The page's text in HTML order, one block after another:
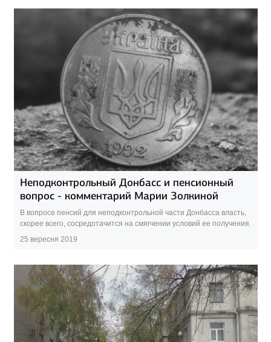
Неподконтрольный Донбасс и пенсионный
вопрос - комментарий Марии Золкиной
В вопросе пенсий для неподконтрольной части Донбасса власть,
скорее всего, сосредотачится на смягчении условий ее получения.
25 вересня 2019